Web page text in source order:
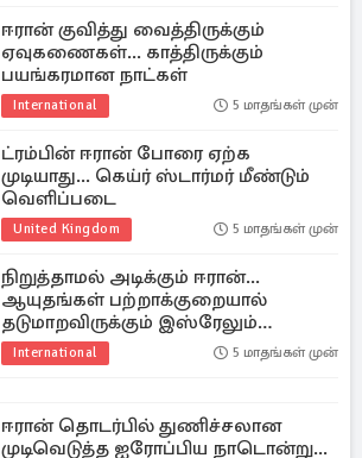
ஈரான் குவித்து வைத்திருக்கும்
ஏவுகணைகள்... காத்திருக்கும்
பயங்கரமான நாட்கள்
International 5 மாதங்கள் முன்
ட்ரம்பின் ஈரான் போரை ஏற்க
முடியாது... கெய்ர் ஸ்டார்மர் மீண்டும்
வெளிப்படை
United Kingdom 5 மாதங்கள் முன்
நிறுத்தாமல் அடிக்கும் ஈரான்...
ஆயுதங்கள் பற்றாக்குறையால்
தடுமாறவிருக்கும் இஸ்ரேலும்
அமெரிக்காவும்
International 5 மாதங்கள் முன்
ஈரான் தொடர்பில் துணிச்சலான
முடிவெடுத்த ஐரோப்பிய நாடொன்று...